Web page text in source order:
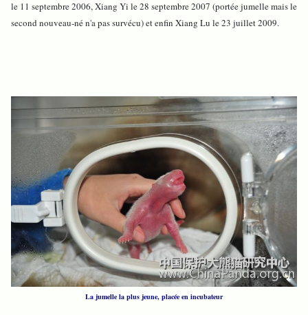
le 11 septembre 2006, Xiang Yi le 28 septembre 2007 (portée jumelle mais le
second nouveau-né n'a pas survécu) et enfin Xiang Lu le 23 juillet 2009.
La jumelle la plus jeune, placée en incubateur